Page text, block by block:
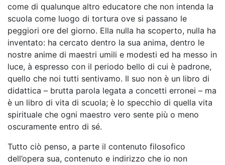
come di qualunque altro educatore che non intenda la
scuola come luogo di tortura ove si passano le
peggiori ore del giorno. Ella nulla ha scoperto, nulla ha
inventato: ha cercato dentro la sua anima, dentro le
nostre anime di maestri umili e modesti ed ha messo in
luce, à espresso con il periodo bello di cui è padrone,
quello che noi tutti sentivamo. Il suo non è un libro di
didattica – brutta parola legata a concetti erronei – ma
è un libro di vita di scuola; è lo specchio di quella vita
spirituale che ogni maestro vero sente più o meno
oscuramente entro di sé.
Tutto ciò penso, a parte il contenuto filosofico
dell’opera sua, contenuto e indirizzo che io non